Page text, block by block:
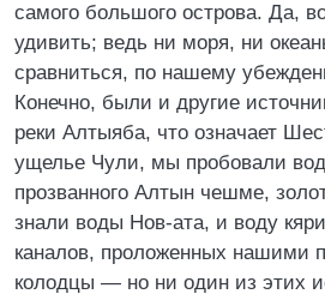
самого большого острова. Да,
удивить; ведь ни моря, ни
сравниться, по нашему
Конечно, были и другие
реки Алтыяба, что означает
ущелье Чули, мы пробовали
прозванного Алтын чешме,
знали воды Нов-ата, и воду
каналов, проложенных нашими
колодцы — но ни один из этих